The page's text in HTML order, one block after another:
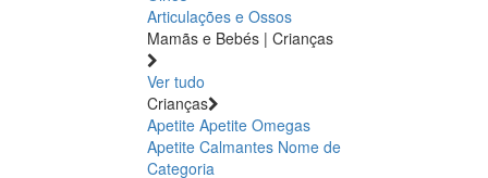
Articulações e Ossos
Mamãs e Bebés | Crianças
Ver tudo
Crianças
Apetite Apetite Omegas
Apetite Calmantes Nome de
Categoria